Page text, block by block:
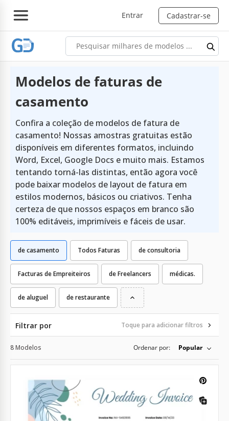
Entrar Cadastrar-se
Modelos de faturas de
casamento
Confira a coleção de modelos de fatura de
casamento! Nossas amostras gratuitas estão
disponíveis em diferentes formatos, incluindo
Word, Excel, Google Docs e muito mais. Estamos
tentando torná-las distintas, então agora você
pode baixar modelos de layout de fatura em
estilos modernos, básicos ou criativos. Tenha
certeza de que nossos espaços em branco são
100% editáveis, imprimíveis e fáceis de usar.
Todos Faturas de consultoria
Facturas de Empreiteiros de Freelancers médicas.
de aluguel de restaurante
de casamento
Filtrar por Toque para adicionar filtros
8 Modelos Ordenar por: Popular